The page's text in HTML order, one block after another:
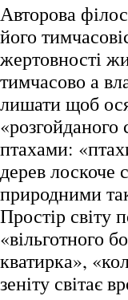
Авторова
його
жертовності
тимчасово а
лишати щоб
птахами:
дерев лоскоче
природними
Простір світу
«вільготного
кватирка»,
зеніту світає